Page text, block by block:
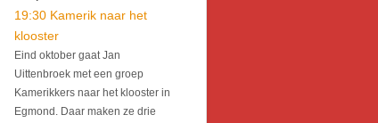
19:30 Kamerik naar het
klooster
Eind oktober gaat Jan
Uittenbroek met een groep
Kamerikkers naar het klooster in
Egmond. Daar maken ze drie